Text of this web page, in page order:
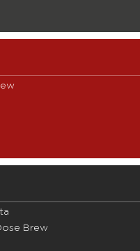
Brew